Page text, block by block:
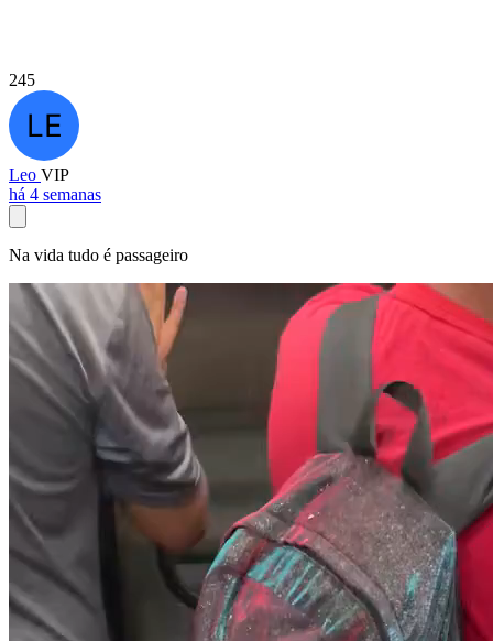
245
Leo VIP
há 4 semanas
Na vida tudo é passageiro